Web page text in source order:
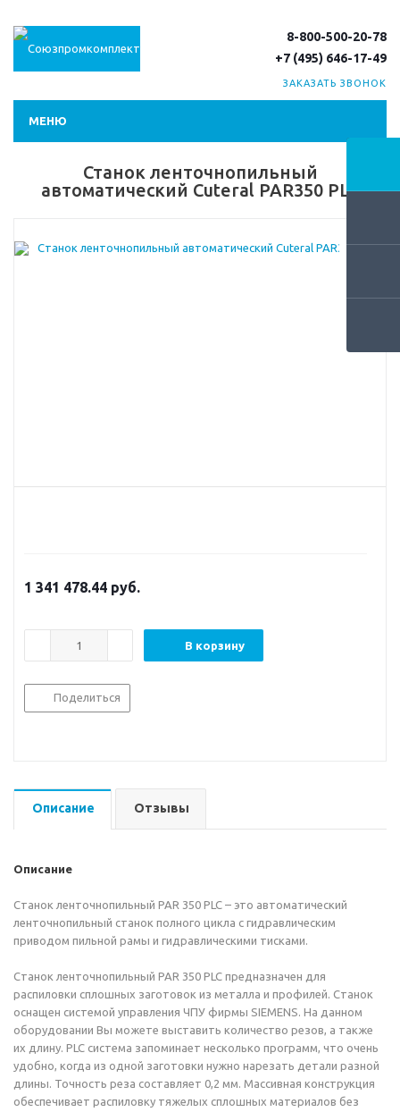
8-800-500-20-78
+7 (495) 646-17-49
ЗАКАЗАТЬ ЗВОНОК
МЕНЮ
Станок ленточнопильный
автоматический Cuteral PAR350 PLC
1 341 478.44 руб.
В корзину
Поделиться
Описание Отзывы
Описание
Станок ленточнопильный PAR 350 PLC – это автоматический
ленточнопильный станок полного цикла с гидравлическим
приводом пильной рамы и гидравлическими тисками.
Станок ленточнопильный PAR 350 PLC предназначен для
распиловки сплошных заготовок из металла и профилей. Станок
оснащен системой управления ЧПУ фирмы SIEMENS. На данном
оборудовании Вы можете выставить количество резов, а также
их длину. PLC система запоминает несколько программ, что очень
удобно, когда из одной заготовки нужно нарезать детали разной
длины. Точность реза составляет 0,2 мм. Массивная конструкция
обеспечивает распиловку тяжелых сплошных материалов без